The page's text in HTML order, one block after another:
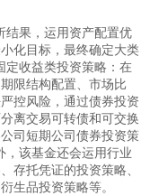
结果，运用资产配置优
化目标，最终确定大类
定收益类投资策略：在
限结构配置、市场比
控风险，通过债券投资
离交易可转债和可交换
司短期公司债券投资策
，该基金还会运用行业
存托凭证的投资策略、
生品投资策略等。